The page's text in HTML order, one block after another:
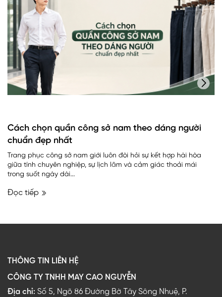
Cách chọn quần công sở nam theo dáng người
chuẩn đẹp nhất
Trang phục công sở nam giới luôn đòi hỏi sự kết hợp hài hòa
giữa tính chuyên nghiệp, sự lịch lãm và cảm giác thoải mái
trong suốt ngày dài...
Đọc tiếp
THÔNG TIN LIÊN HỆ
CÔNG TY TNHH MAY CAO NGUYỄN
Địa chỉ: Số 5, Ngõ 86 Đường Bờ Tây Sông Nhuệ, P.